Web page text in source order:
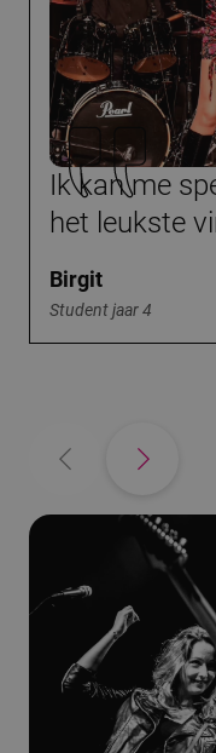
Ik kan me
het leukste
Birgit
Student jaar 4